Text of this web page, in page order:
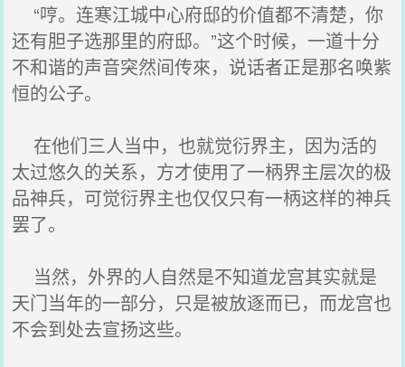
“哼。连寒江城中心府邸的价值都不清楚，你
还有胆子选那里的府邸。”这个时候，一道十分
不和谐的声音突然间传來，说话者正是那名唤紫
恒的公子。
在他们三人当中，也就觉衍界主，因为活的
太过悠久的关系，方才使用了一柄界主层次的极
品神兵，可觉衍界主也仅仅只有一柄这样的神兵
罢了。
当然，外界的人自然是不知道龙宫其实就是
天门当年的一部分，只是被放逐而已，而龙宫也
不会到处去宣扬这些。